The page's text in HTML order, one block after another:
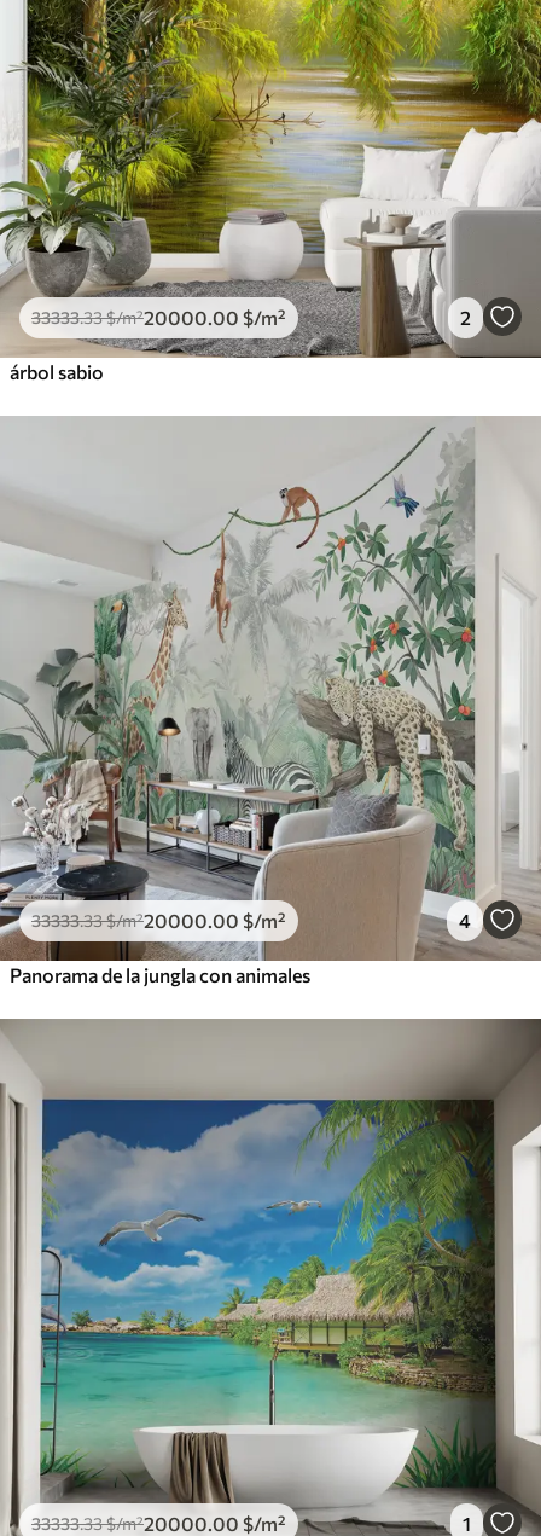
33333.33$/m²20000 .00 $/m² 2
árbol sabio
33333.33$/m²20000 .00 $/m² 4
Panorama de la jungla con animales
33333.33$/m²20000 .00 $/m² 1